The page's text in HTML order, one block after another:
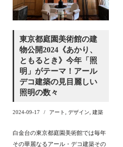
東京都庭園美術館の建
物公開2024《あかり、
ともるとき》今年「照
明」がテーマ！アール
デコ建築の見目麗しい
照明の数々
2024-09-17 アート デザイン 建築
白金台の東京都庭園美術館では毎年
その華麗なるアール・デコ建築その